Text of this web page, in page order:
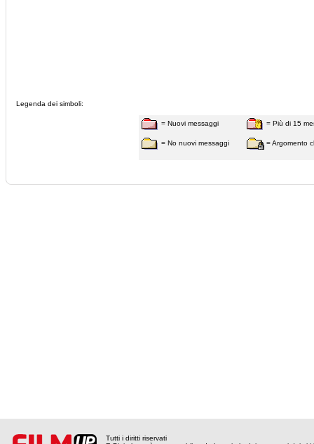
Legenda dei simboli:
= Nuovi messaggi
= No nuovi messaggi
= Più di 15
= Argomento
Tutti i diritti riservati